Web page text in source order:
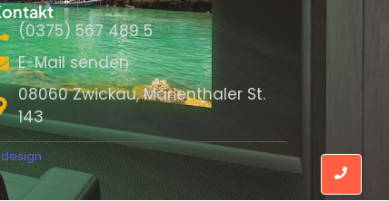
(0375) 567 489 5
E-Mail senden
08060 Zwickau, Marienthaler St.
143